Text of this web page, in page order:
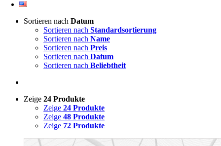
Sortieren nach Datum
Sortieren nach Standardsortierung
Sortieren nach Name
Sortieren nach Preis
Sortieren nach Datum
Sortieren nach Beliebtheit
Zeige 24 Produkte
Zeige 24 Produkte
Zeige 48 Produkte
Zeige 72 Produkte